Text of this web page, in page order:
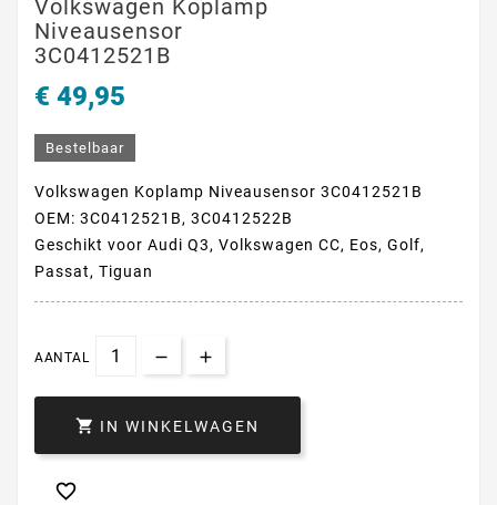
Volkswagen Koplamp
Niveausensor
3C0412521B
€ 49,95
Bestelbaar
Volkswagen Koplamp Niveausensor 3C0412521B
OEM: 3C0412521B, 3C0412522B
Geschikt voor Audi Q3, Volkswagen CC, Eos, Golf,
Passat, Tiguan
AANTAL
 IN WINKELWAGEN
